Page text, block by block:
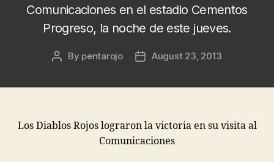
Comunicaciones en el estadio Cementos
Progreso, la noche de este jueves.
Post
By pentarojo
PostAugust 23, 2013
Los Diablos Rojos lograron la victoria en su visita al
Comunicaciones